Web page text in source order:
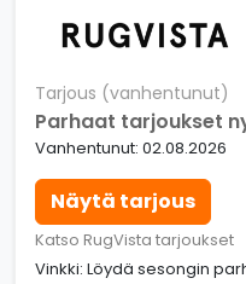
Tarjous (vanhentunut)
Parhaat tarjoukset
Vanhentunut: 02.08.2026
Näytä tarjous
Katso RugVista tarjoukset
Vinkki: Löydä sesongin